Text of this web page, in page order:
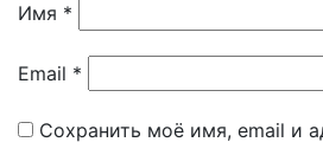
Имя *
Email *
Сохранить моё имя, email и